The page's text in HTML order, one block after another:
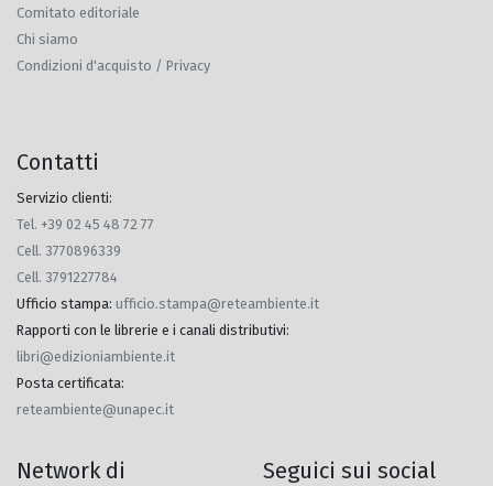
Comitato editoriale
Chi siamo
Condizioni d'acquisto / Privacy
Contatti
Servizio clienti:
Tel. +39 02 45 48 72 77
Cell. 3770896339
Cell. 3791227784
Ufficio stampa: ufficio.stampa@reteambiente.it
Rapporti con le librerie e i canali distributivi:
libri@edizioniambiente.it
Posta certificata:
reteambiente@unapec.it
Network di
Seguici sui social